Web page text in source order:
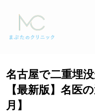
名古屋で二重埋
【最新版】名医
月】